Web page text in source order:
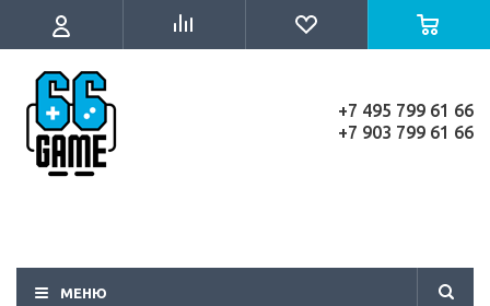
+7 495 799 61 66
+7 903 799 61 66
МЕНЮ